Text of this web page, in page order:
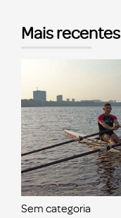
Mais recentes
Sem categoria